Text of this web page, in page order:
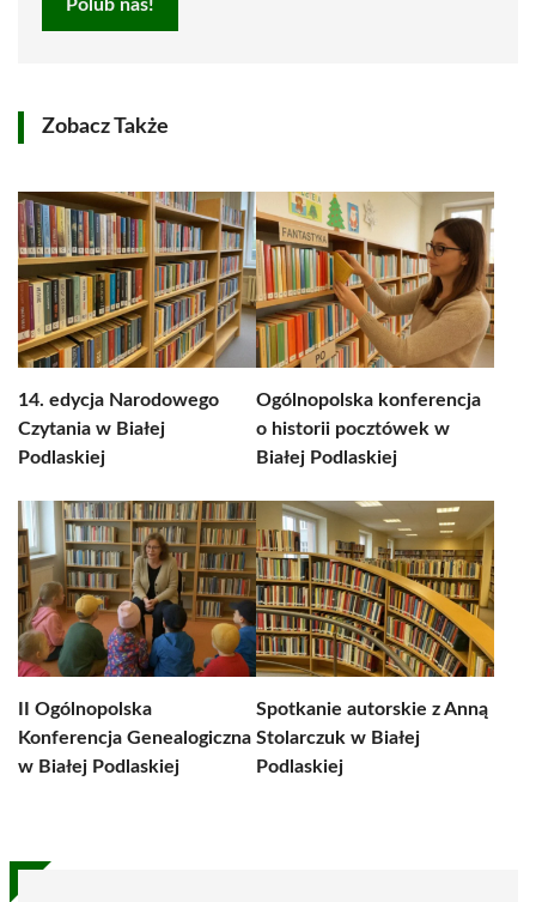
Polub nas!
Zobacz Także
14. edycja Narodowego
Czytania w Białej
Podlaskiej
Ogólnopolska konferencja
o historii pocztówek w
Białej Podlaskiej
II Ogólnopolska
Konferencja Genealogiczna
w Białej Podlaskiej
Spotkanie autorskie z Anną
Stolarczuk w Białej
Podlaskiej